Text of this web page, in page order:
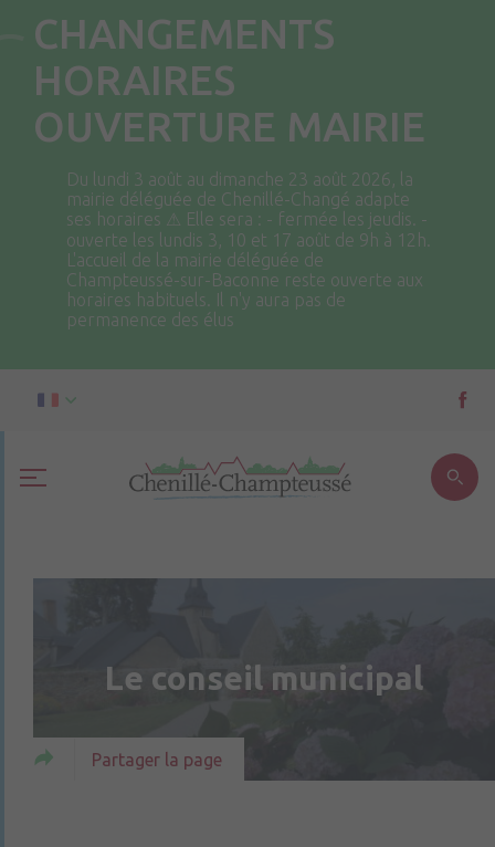
CHANGEMENTS
HORAIRES
OUVERTURE MAIRIE
Du lundi 3 août au dimanche 23 août 2026, la
mairie déléguée de Chenillé-Changé adapte
ses horaires ⚠ Elle sera : - fermée les jeudis. -
ouverte les lundis 3, 10 et 17 août de 9h à 12h.
L'accueil de la mairie déléguée de
Champteussé-sur-Baconne reste ouverte aux
horaires habituels. Il n'y aura pas de
permanence des élus
Le conseil municipal
Partager la page